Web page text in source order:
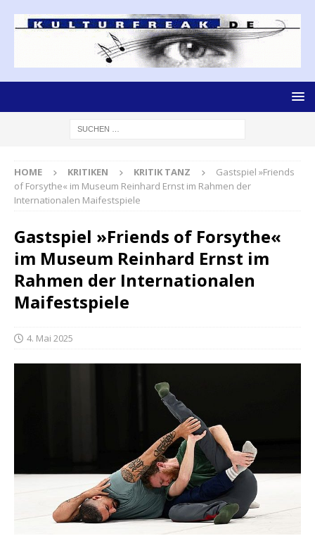
HOME KRITIKEN KRITIK TANZ
Gastspiel »Friends
of Forsythe« im Museum Reinhard Ernst im Rahmen der
Internationalen Maifestspiele
Gastspiel »Friends of Forsythe«
im Museum Reinhard Ernst im
Rahmen der Internationalen
Maifestspiele
4. Mai 2025